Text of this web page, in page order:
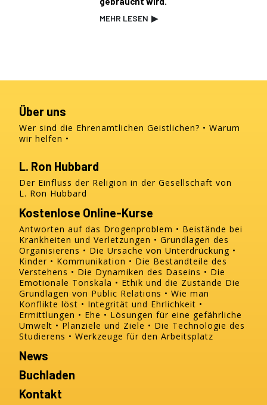
MEHR LESEN ▶
Über uns
Wer sind die Ehrenamtlichen Geistlichen?
Warum
wir helfen
L. Ron Hubbard
Der Einfluss der Religion in der Gesellschaft von
L. Ron Hubbard
Kostenlose Online-Kurse
Antworten auf das Drogenproblem
Beistände bei
Krankheiten und Verletzungen
Grundlagen des
Organisierens
Die Ursache von Unterdrückung
Kinder
Kommunikation
Die Bestandteile des
Verstehens
Die Dynamiken des Daseins
Die
Emotionale Tonskala
Ethik und die Zustände Die
Grundlagen von Public Relations
Wie man
Konflikte löst
Integrität und Ehrlichkeit
Ermittlungen
Ehe
Lösungen für eine gefährliche
Umwelt
Planziele und Ziele
Die Technologie des
Studierens
Werkzeuge für den Arbeitsplatz
News
Buchladen
Kontakt